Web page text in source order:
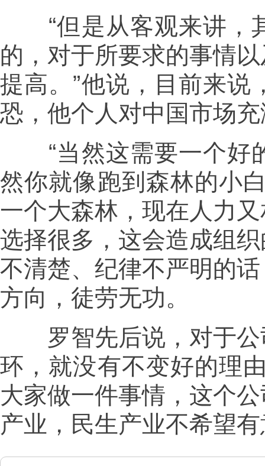
“但是从客观来讲，
的，对于所要求的事情
提高。”他说，目前来
恐，他个人对中国市场
“当然这需要一个好
然你就像跑到森林的小
一个大森林，现在人力
选择很多，这会造成组
不清楚、纪律不严明的
方向，徒劳无功。
罗智先后说，对于公
环，就没有不变好的理
大家做一件事情，这个
产业，民生产业不希望有